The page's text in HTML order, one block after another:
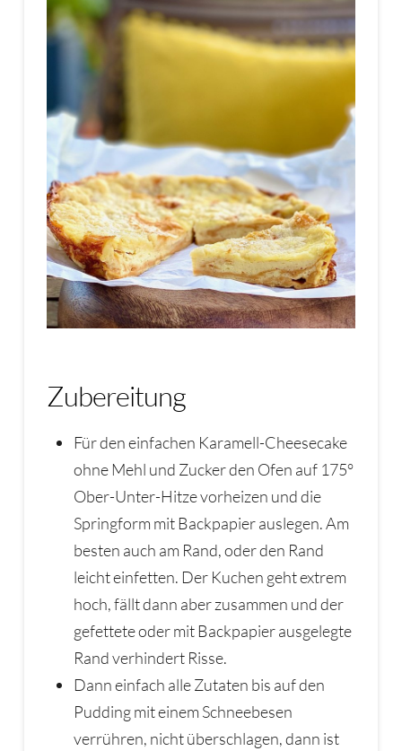
Zubereitung
Für den einfachen Karamell-Cheesecake
ohne Mehl und Zucker den Ofen auf 175°
Ober-Unter-Hitze vorheizen und die
Springform mit Backpapier auslegen. Am
besten auch am Rand, oder den Rand
leicht einfetten. Der Kuchen geht extrem
hoch, fällt dann aber zusammen und der
gefettete oder mit Backpapier ausgelegte
Rand verhindert Risse.
Dann einfach alle Zutaten bis auf den
Pudding mit einem Schneebesen
verrühren, nicht überschlagen, dann ist